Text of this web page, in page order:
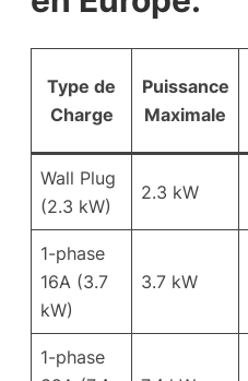
Type de
Charge
Puissance
Maximale
Wall Plug
(2.3 kW)
2.3 kW
1-phase
16A (3.7
kW)
3.7 kW
1-phase